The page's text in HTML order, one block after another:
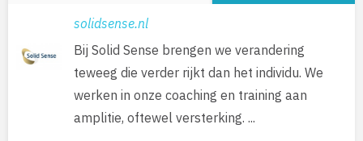
solidsense.nl
Bij Solid Sense brengen we verandering
teweeg die verder rijkt dan het individu. We
werken in onze coaching en training aan
amplitie, oftewel versterking. ...